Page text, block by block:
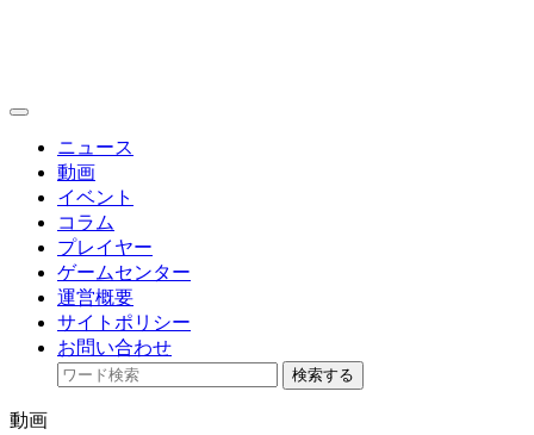
toggle
ニュース
動画
イベント
コラム
プレイヤー
ゲームセンター
運営概要
サイトポリシー
お問い合わせ
検索する
動画